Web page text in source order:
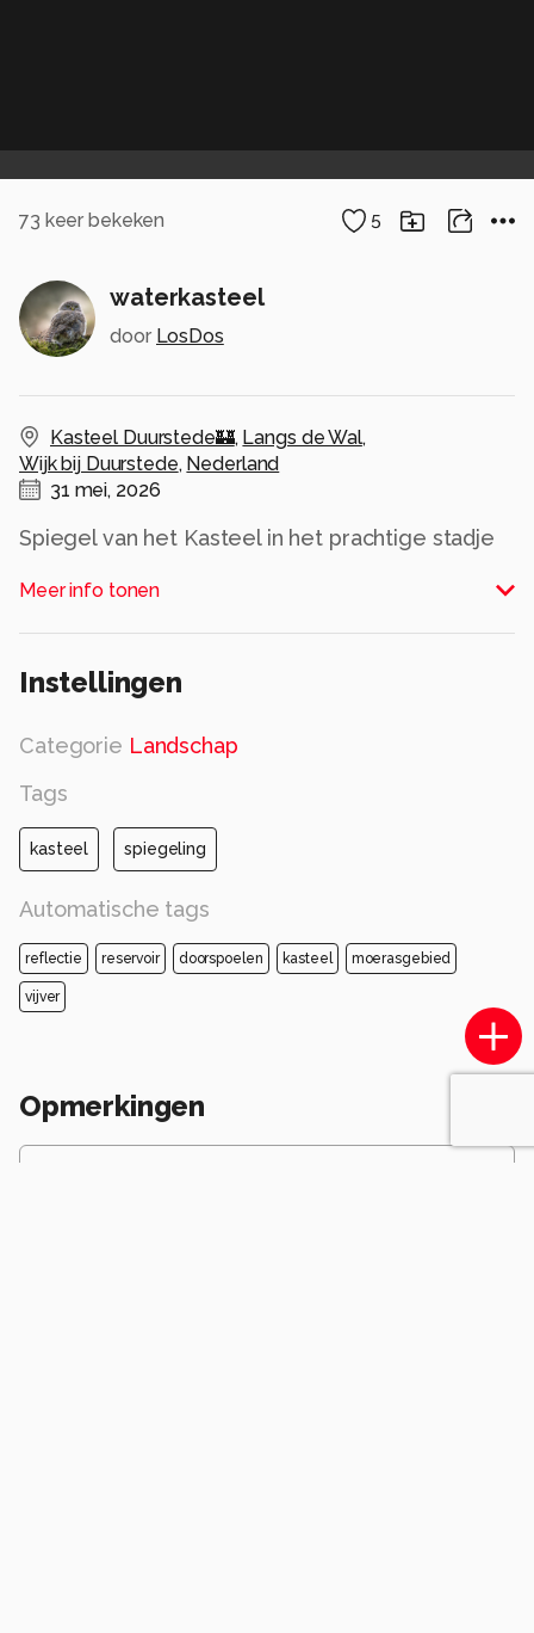
73 keer bekeken 5
waterkasteel
door LosDos
Kasteel Duurstede🏰, Langs de Wal,
Wijk bij Duurstede, Nederland
31 mei, 2026
Spiegel van het Kasteel in het prachtige stadje
Meer info tonen
Instellingen
Categorie Landschap
Tags
kasteel spiegeling
Automatische tags
reflectie reservoir doorspoelen kasteel moerasgebied
vijver
Opmerkingen